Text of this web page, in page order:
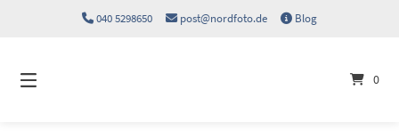
040 5298650 post@nordfoto.de Blog
0